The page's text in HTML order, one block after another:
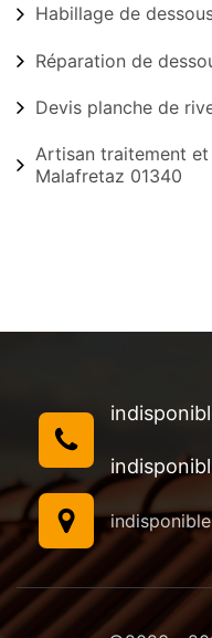
Habillage de
Réparation de
Devis planche de
Artisan traitement
Malafretaz 01340
indisponible